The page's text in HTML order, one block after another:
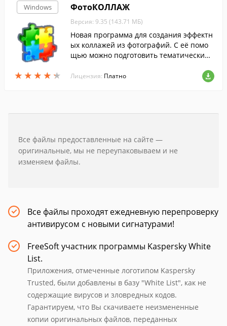
Windows
★ ★ ★ ★ ★
★ ★ ★ ★ ★
ФотоКОЛЛАЖ
Версия: 9.35 (143.71 МБ)
Новая программа для создания эффектн
ых коллажей из фотографий. С её помо
щью можно подготовить тематический
Лицензия: Платно
Все файлы предоставленные на сайте —
оригинальные, мы не переупаковываем и не
изменяем файлы.
Все файлы проходят ежедневную перепроверку
антивирусом с новыми сигнатурами!
FreeSoft участник программы Kaspersky White
List.
Приложения, отмеченные логотипом Kaspersky
Trusted, были добавлены в базу "White List", как не
содержащие вирусов и зловредных кодов.
Гарантируем, что Вы скачиваете неизмененные
копии оригинальных файлов, переданных